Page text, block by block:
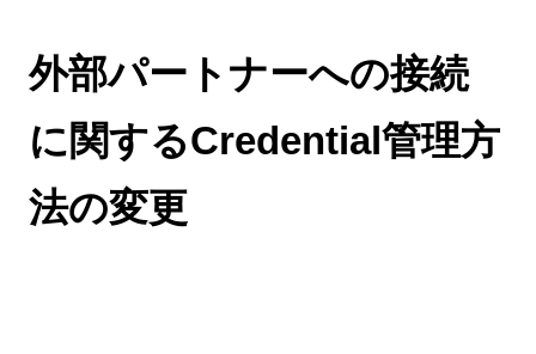
外部パートナーへの接続
に関するCredential管理方
法の変更